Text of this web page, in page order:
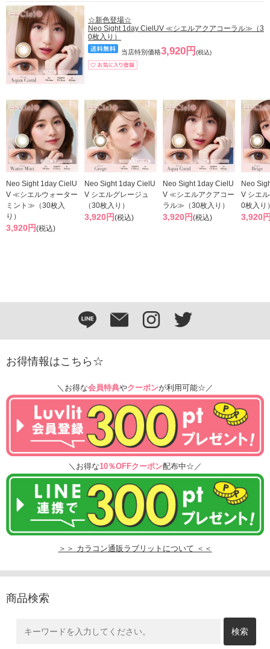
☆新色登場☆
Neo Sight 1day CielUV ≪シエルアクアコーラル≫（3
0枚入り）
当店特別価格3,920円 (税込)
Neo Sight 1day CielU
V ≪シエルウォーター
ミント≫（30枚入
り）
3,920円(税込)
Neo Sight 1day CielU
V シエルグレージュ
（30枚入り）
3,920円(税込)
Neo Sight 1day CielU
V ≪シエルアクアコー
ラル≫（30枚入り）
3,920円(税込)
Neo
V シエ
0枚入り
3,920
お得情報はこちら☆
＼お得な会員特典やクーポンが利用可能☆／
＼お得な10％OFFクーポン配布中☆／
＞＞ カラコン通販ラブリットについて ＜＜
商品検索